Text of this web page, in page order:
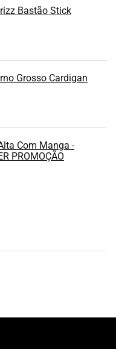
Bastão Stick
Grosso Cardigan
Com Manga -
PROMOÇÃO